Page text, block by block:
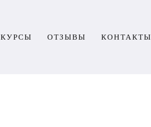
КУРСЫ ОТЗЫВЫ КОНТАКТЫ